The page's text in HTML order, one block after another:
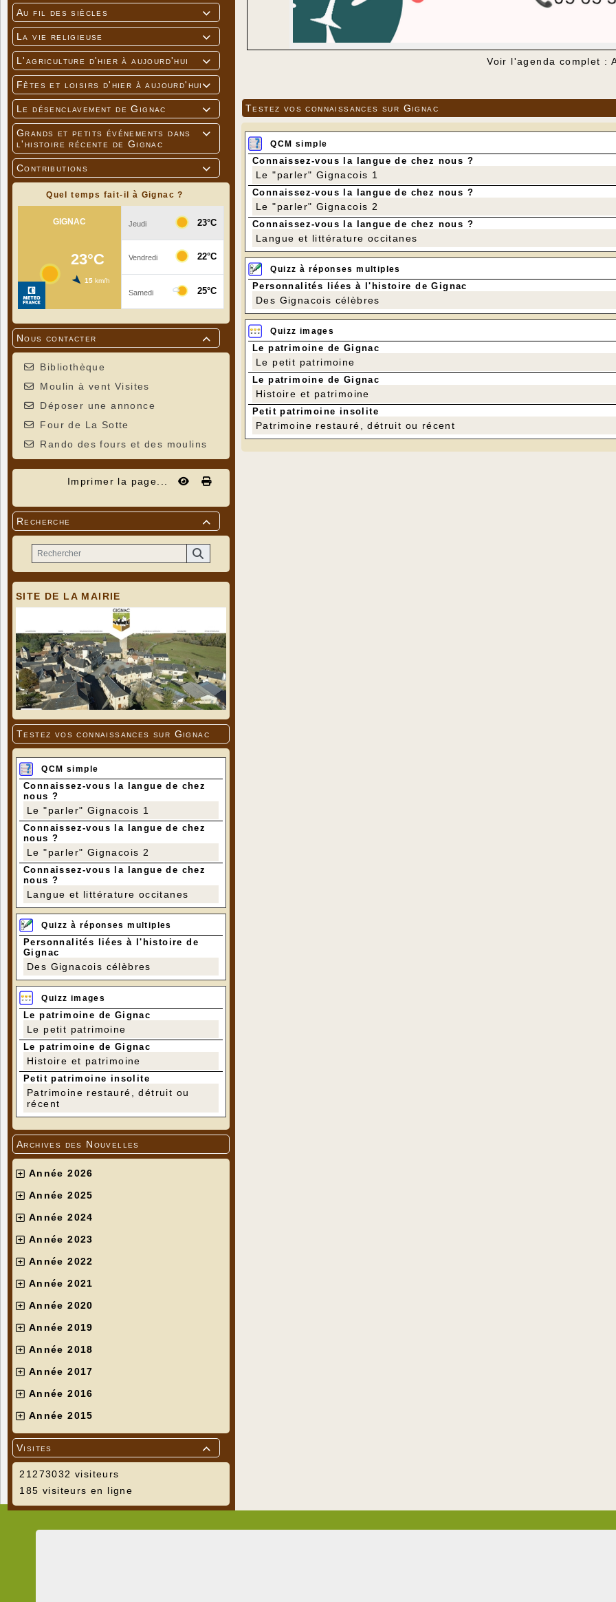

Au fil des siècles

La vie religieuse

L'agriculture d'hier à aujourd'hui

Fêtes et loisirs d'hier à aujourd'hui

Le désenclavement de Gignac

Grands et petits événements dans
l'histoire récente de Gignac

Contributions
Quel temps fait-il à Gignac ?

Nous contacter
Bibliothèque
Moulin à vent Visites
Déposer une annonce
Four de La Sotte
Rando des fours et des moulins
Imprimer la page...

Recherche
SITE DE LA MAIRIE
Testez vos connaissances sur Gignac
QCM simple
Connaissez-vous la langue de chez
nous ?
Le "parler" Gignacois 1
Connaissez-vous la langue de chez
nous ?
Le "parler" Gignacois 2
Connaissez-vous la langue de chez
nous ?
Langue et littérature occitanes
Quizz à réponses multiples
Personnalités liées à l'histoire de
Gignac
Des Gignacois célèbres
Quizz images
Le patrimoine de Gignac
Le petit patrimoine
Le patrimoine de Gignac
Histoire et patrimoine
Petit patrimoine insolite
Patrimoine restauré, détruit ou
récent
Archives des Nouvelles
Année 2026
Année 2025
Année 2024
Année 2023
Année 2022
Année 2021
Année 2020
Année 2019
Année 2018
Année 2017
Année 2016
Année 2015

Visites
21273032 visiteurs
185 visiteurs en ligne
Voir l'agenda complet :
Testez vos connaissances sur Gignac
QCM simple
Connaissez-vous la langue de chez nous ?
Le "parler" Gignacois 1
Connaissez-vous la langue de chez nous ?
Le "parler" Gignacois 2
Connaissez-vous la langue de chez nous ?
Langue et littérature occitanes
Quizz à réponses multiples
Personnalités liées à l'histoire de Gignac
Des Gignacois célèbres
Quizz images
Le patrimoine de Gignac
Le petit patrimoine
Le patrimoine de Gignac
Histoire et patrimoine
Petit patrimoine insolite
Patrimoine restauré, détruit ou récent